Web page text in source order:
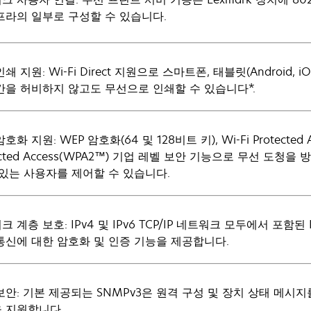
라의 일부로 구성할 수 있습니다.
쇄 지원: Wi-Fi Direct 지원으로 스마트폰, 태블릿(Android,
을 허비하지 않고도 무선으로 인쇄할 수 있습니다*.
호화 지원: WEP 암호화(64 및 128비트 키), Wi-Fi
Access(WPA2™) 기업 레벨 보안 기능으로 무선 도청을
는 사용자를 제어할 수 있습니다.
계층 보호: IPv4 및 IPv6 TCP/IP 네트워크 모두에서 포함
신에 대한 암호화 및 인증 기능을 제공합니다.
안: 기본 제공되는 SNMPv3은 원격 구성 및 장치 상태 메시